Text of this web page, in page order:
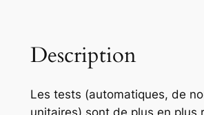
Description
Les tests (automatiques, de